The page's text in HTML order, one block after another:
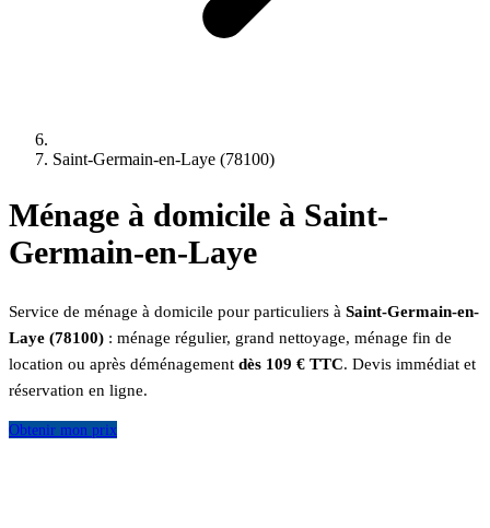
Saint-Germain-en-Laye (78100)
Ménage à domicile à Saint-
Germain-en-Laye
Service de ménage à domicile pour particuliers à Saint-Germain-en-
Laye (78100) : ménage régulier, grand nettoyage, ménage fin de
location ou après déménagement dès 109 € TTC. Devis immédiat et
réservation en ligne.
Obtenir mon prix